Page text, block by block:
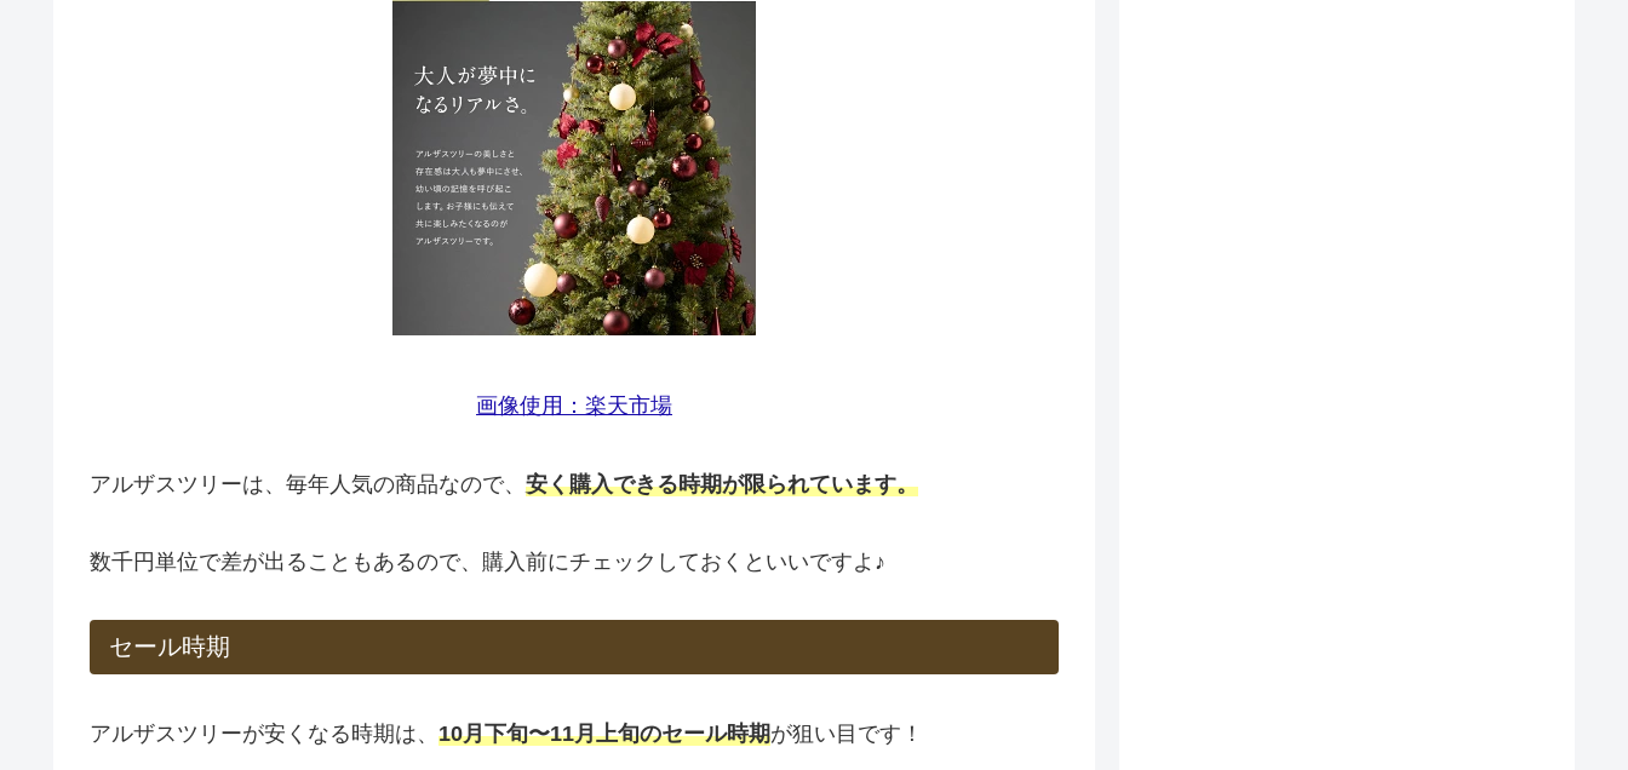
画像使用：楽天市場
アルザスツリーは、毎年人気の商品なので、 安く購入できる時期が限られています。
数千円単位で差が出ることもあるので、購入前にチェックしておくといいですよ♪
セール時期
アルザスツリーが安くなる時期は、 10月下旬〜11月上旬のセール時期が狙い目です！